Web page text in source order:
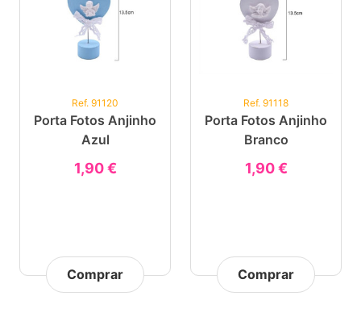
Ref. 91120
Porta Fotos Anjinho
Azul
1,90 €
Comprar
Ref. 91118
Porta Fotos Anjinho
Branco
1,90 €
Comprar